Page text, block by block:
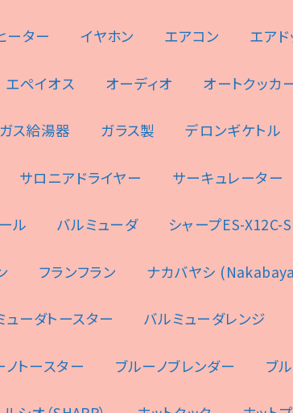
ーター イヤホン エアコン エア
エペイオス オーディオ オートクッカ
ガス給湯器 ガラス製 デロンギケトル
サロニアドライヤー サーキュレーター
ル バルミューダ シャープES-X12C-
フランフラン ナカバヤシ
ューダトースター バルミューダレンジ
ノトースター ブルーノブレンダー ブ